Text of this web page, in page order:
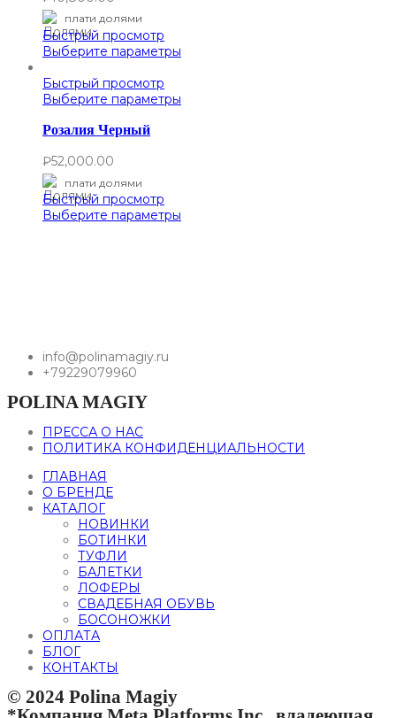
плати долями
Быстрый просмотр
Выберите параметры
Быстрый просмотр
Выберите параметры
Розалия Черный
₽52,000.00
плати долями
Быстрый просмотр
Выберите параметры
info@polinamagiy.ru
+79229079960
POLINA MAGIY
ПРЕССА О НАС
ПОЛИТИКА КОНФИДЕНЦИАЛЬНОСТИ
ГЛАВНАЯ
О БРЕНДЕ
КАТАЛОГ
НОВИНКИ
БОТИНКИ
ТУФЛИ
БАЛЕТКИ
ЛОФЕРЫ
СВАДЕБНАЯ ОБУВЬ
БОСОНОЖКИ
ОПЛАТА
БЛОГ
КОНТАКТЫ
© 2024 Polina Magiy